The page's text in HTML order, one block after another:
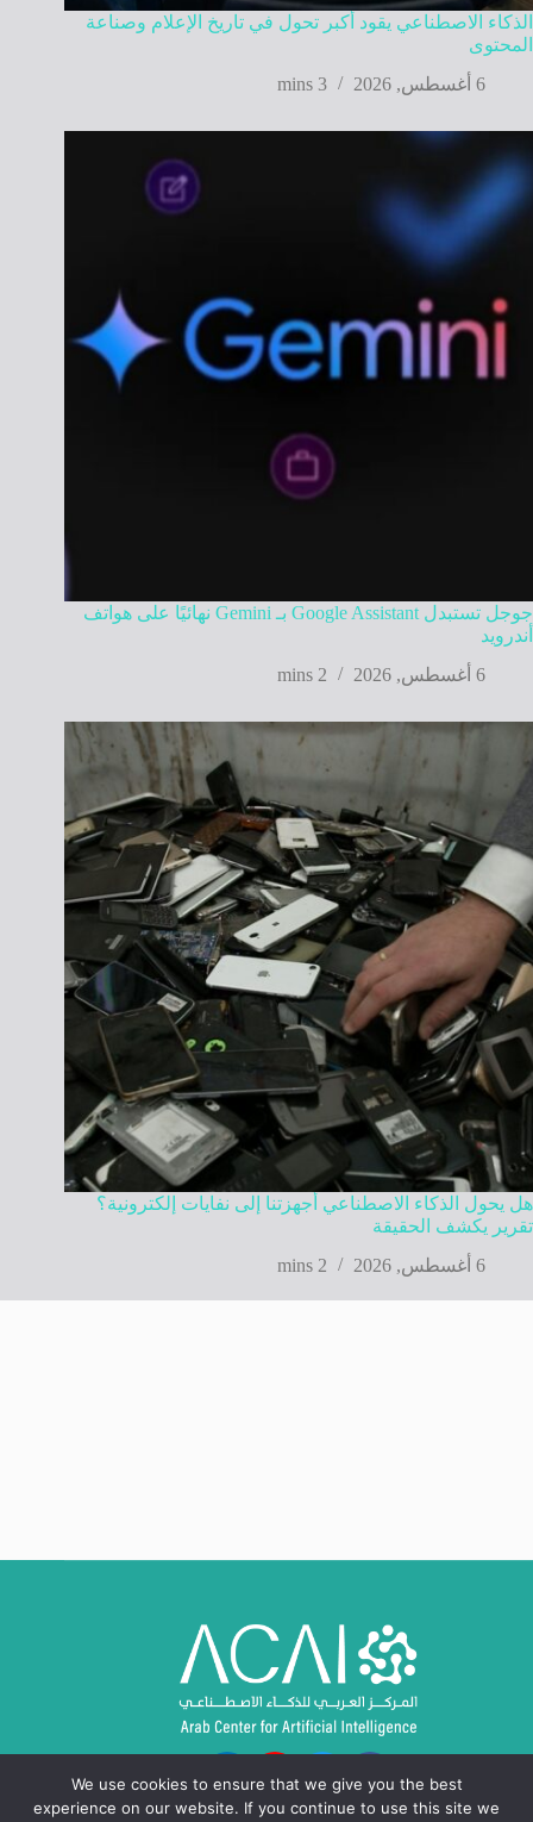
الذكاء الاصطناعي يقود أكبر تحول في تاريخ الإعلام وصناعة
المحتوى
6 أغسطس, 2026
3 mins
جوجل تستبدل Google Assistant بـ Gemini نهائيًا على هواتف
أندرويد
6 أغسطس, 2026
2 mins
هل يحول الذكاء الاصطناعي أجهزتنا إلى نفايات إلكترونية؟
تقرير يكشف الحقيقة
6 أغسطس, 2026
2 mins
We use cookies to ensure that we give you the best
experience on our website. If you continue to use this site we